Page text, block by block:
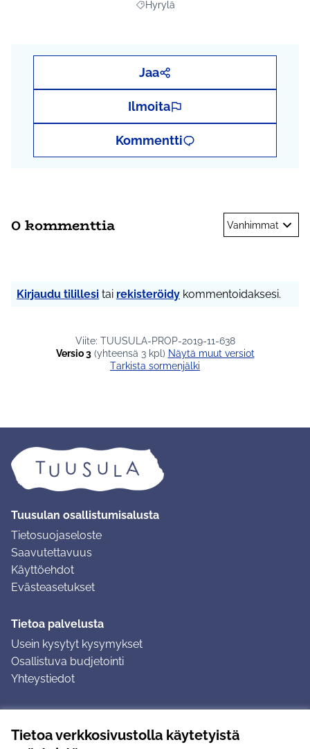
Tietoa verkkosivustolla käytetyistä
Rajaa tulokset aihepiirin mukaan:
Hyrylä
Jaa
Ilmoita
Kommentti
0 kommenttia Vanhimmat
Kirjaudu tilillesi tai rekisteröidy kommentoidaksesi.
Viite: TUUSULA-PROP-2019-11-638
Versio 3(yhteensä 3 kpl)
näytä muut versiot
Tarkista sormenjälki
Tuusulan osallistumisalusta
Tietosuojaseloste
Saavutettavuus
Käyttöehdot
Evästeasetukset
Tietoa palvelusta
Usein kysytyt kysymykset
Osallistuva budjetointi
Yhteystiedot
Ohjeet kirjautumiseen